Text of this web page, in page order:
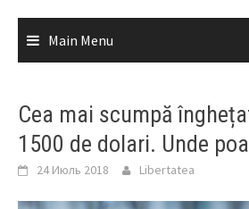
Main Menu
Cea mai scumpă
1500 de dolari. Unde
24 Июль 2018 Libertatea